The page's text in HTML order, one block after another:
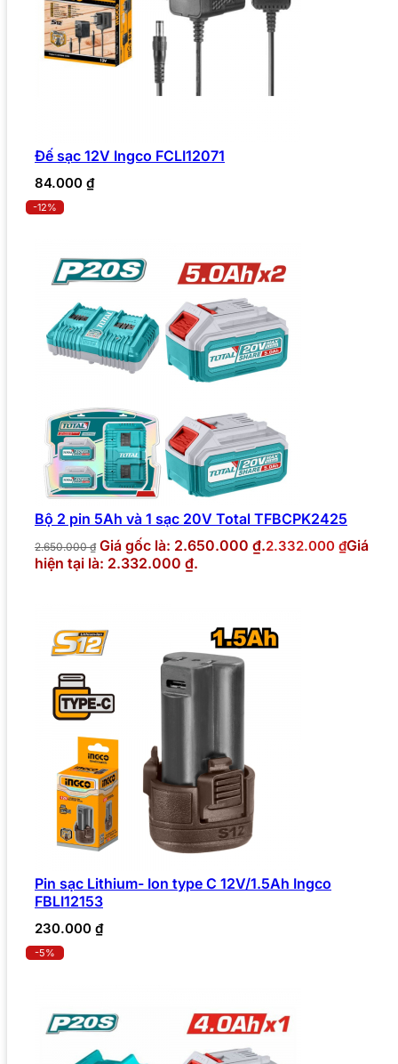
Đế sạc 12V Ingco FCLI12071
84.000 ₫
-12%
Bộ 2 pin 5Ah và 1 sạc 20V Total TFBCPK2425
2.650.000₫ Giá gốc là: 2.650.000 ₫.2.332.000 ₫Giá
hiện tại là: 2.332.000 ₫.
Pin sạc Lithium- Ion type C 12V/1.5Ah Ingco
FBLI12153
230.000 ₫
-5%